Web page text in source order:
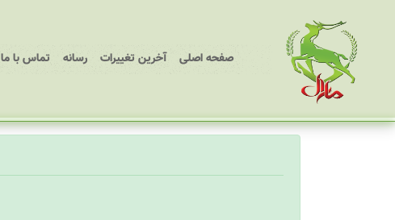
صفحه اصلی
(current) آخرین تغییرات رسانه تماس با ما